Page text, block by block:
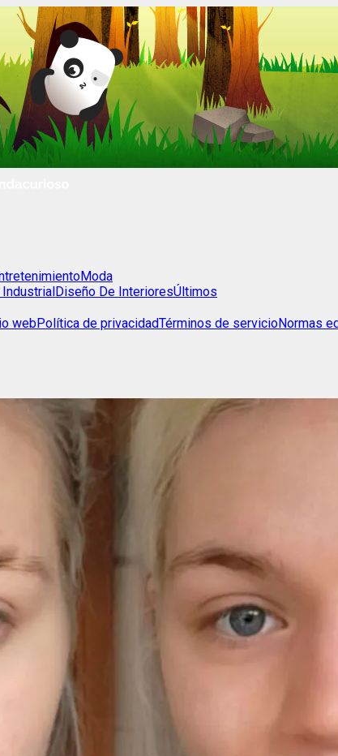
Moda
Diseño De InterioresÚltimos
webPolítica de privacidadTérminos de servicioNormas